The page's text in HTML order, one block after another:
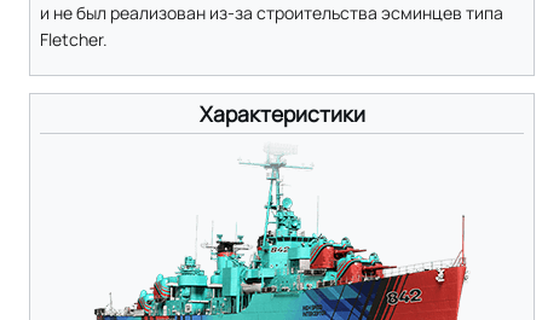
и не был реализован из-за строительства эсминцев типа
Fletcher.
Характеристики